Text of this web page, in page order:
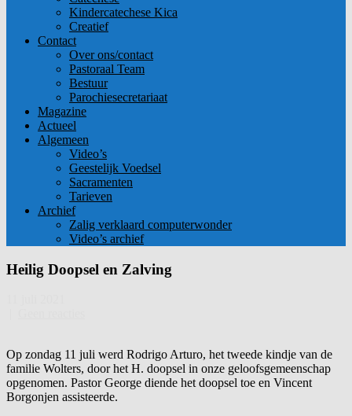
Kindercatechese Kica
Creatief
Contact
Over ons/contact
Pastoraal Team
Bestuur
Parochiesecretariaat
Magazine
Actueel
Algemeen
Video’s
Geestelijk Voedsel
Sacramenten
Tarieven
Archief
Zalig verklaard computerwonder
Video’s archief
Heilig Doopsel en Zalving
Op zondag 11 juli werd Rodrigo Arturo, het tweede kindje van de
familie Wolters, door het H. doopsel in onze geloofsgemeenschap
opgenomen. Pastor George diende het doopsel toe en Vincent
Borgonjen assisteerde.